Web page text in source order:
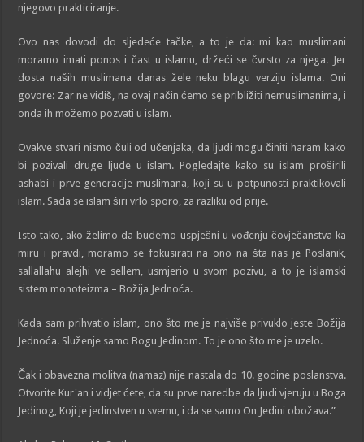
njegovo prakticiranje.
Ovo nas dovodi do sljedeće tačke, a to je da: mi kao muslimani
moramo imati ponos i čast u islamu, držeći se čvrsto za njega. Jer
dosta naših muslimana danas žele neku blagu verziju islama. Oni
govore: Zar ne vidiš, na ovaj način ćemo se približiti nemuslimanima, i
onda ih možemo pozvati u islam.
Ovakve stvari nismo čuli od učenjaka, da ljudi mogu činiti haram kako
bi pozivali druge ljude u islam. Pogledajte kako su islam proširili
ashabi i prve generacije muslimana, koji su u potpunosti praktikovali
islam. Sada se islam širi vrlo sporo, za razliku od prije.
Isto tako, ako želimo da budemo uspješni u vođenju čovječanstva ka
miru i pravdi, moramo se fokusirati na ono na šta nas je Poslanik,
sallallahu alejhi ve sellem, usmjerio u svom pozivu, a to je islamski
sistem monoteizma – Božija Jednoća.
Kada sam prihvatio islam, ono što me je najviše privuklo jeste Božija
Jednoća. Služenje samo Bogu Jedinom. To je ono što me je uzelo.
Čak i obavezna molitva (namaz) nije nastala do 10. godine poslanstva.
Otvorite Kur'an i vidjet ćete, da su prve naredbe da ljudi vjeruju u Boga
Jedinog, Koji je jedinstven u svemu, i da se samo On Jedini obožava.”